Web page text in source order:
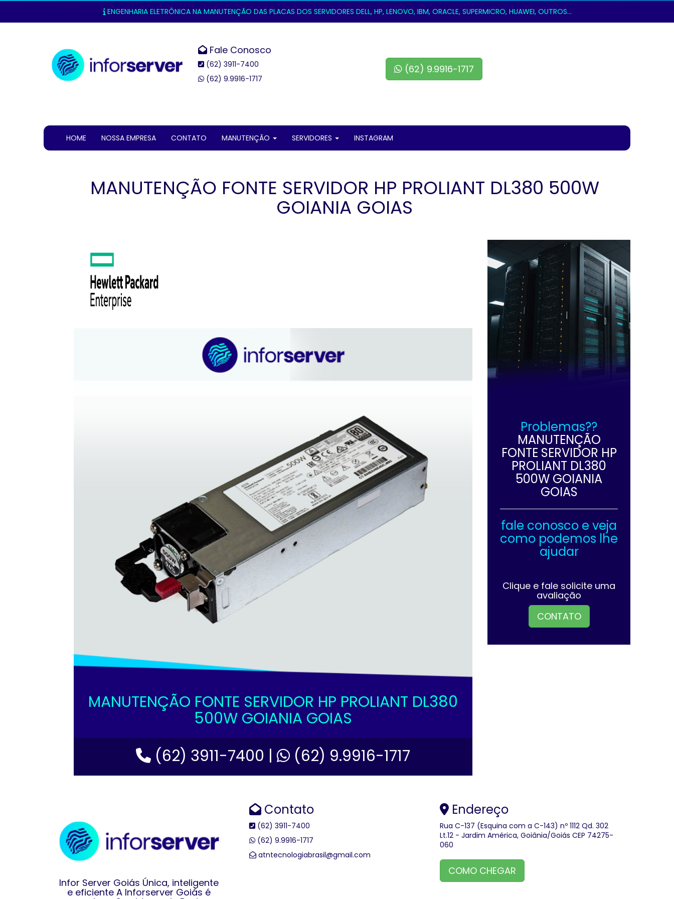
ENGENHARIA ELETRÔNICA NA MANUTENÇÃO DAS PLACAS DOS SERVIDORES DELL, HP, LENOVO, IBM, ORACLE, SUPERMICRO, HUAWEI, OUTROS...
Fale Conosco
(62) 3911-7400
(62) 9.9916-1717
(62) 9.9916-1717
HOME NOSSA EMPRESA CONTATO MANUTENÇÃO SERVIDORES INSTAGRAM
MANUTENÇÃO FONTE SERVIDOR HP PROLIANT DL380 500W
GOIANIA GOIAS
MANUTENÇÃO FONTE SERVIDOR HP PROLIANT DL380
500W GOIANIA GOIAS
(62) 3911-7400 |
(62) 9.9916-1717
Problemas??
MANUTENÇÃO
FONTE SERVIDOR HP
PROLIANT DL380
500W GOIANIA
GOIAS
fale conosco e veja
como podemos lhe
ajudar
Clique e fale solicite uma
avaliação
CONTATO
Infor Server Goiás Única, inteligente
e eficiente A Inforserver Goiás é
Contato
(62) 3911-7400
(62) 9.9916-1717
atntecnologiabrasil@gmail.com
Endereço
Rua C-137 (Esquina com a C-143) nº 1112 Qd. 302
Lt.12 - Jardim América, Goiânia/Goiás CEP 74275-
060
COMO CHEGAR